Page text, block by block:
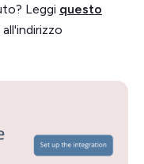
Leggi questo